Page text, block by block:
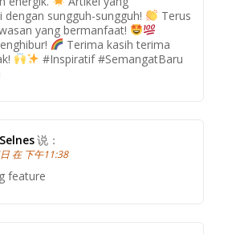
sungguh-sungguh!
Terus
yang bermanfaat!
Terima kasih terima
#Inspiratif #SemangatBaru
说：
在 下午11:38
feature